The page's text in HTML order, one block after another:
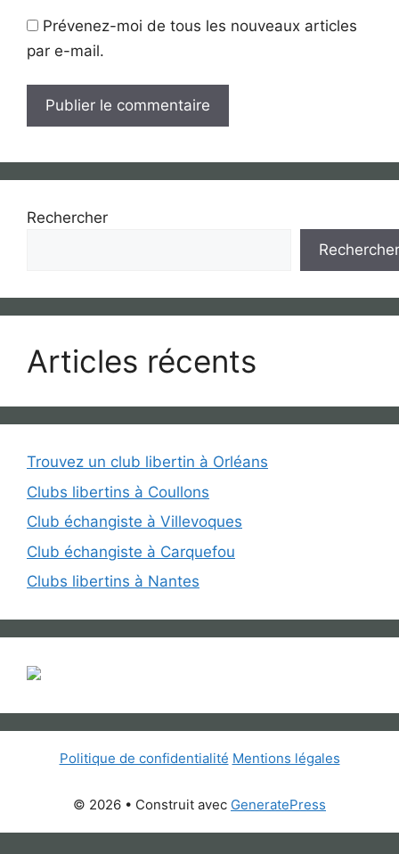
Prévenez-moi de tous les nouveaux articles
par e-mail.
Rechercher
Rechercher
Articles récents
Trouvez un club libertin à Orléans
Clubs libertins à Coullons
Club échangiste à Villevoques
Club échangiste à Carquefou
Clubs libertins à Nantes
Politique de confidentialité Mentions légales
© 2026 • Construit avec GeneratePress